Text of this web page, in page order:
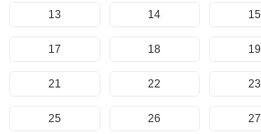
53 54 55
57 58 59
61 62 63
65 66 67
13 14 15
17 18 19
21 22 23
25 26 27